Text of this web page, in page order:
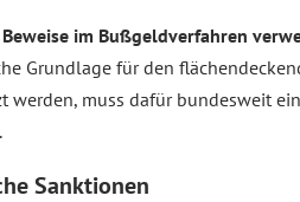
im Bußgeldverfahren
Grundlage für den
werden, muss dafür bundesweit ein
Sanktionen